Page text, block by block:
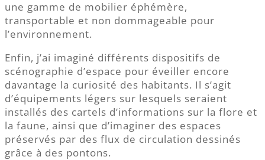
une gamme de mobilier éphémère,
transportable et non dommageable pour
l’environnement.
Enfin, j’ai imaginé différents dispositifs de
scénographie d’espace pour éveiller encore
davantage la curiosité des habitants. Il s’agit
d’équipements légers sur lesquels seraient
installés des cartels d’informations sur la flore et
la faune, ainsi que d’imaginer des espaces
préservés par des flux de circulation dessinés
grâce à des pontons.